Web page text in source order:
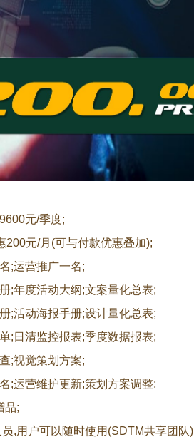
元/季度;
200元/月(可与付款优惠叠加);
;运营推广一名;
;年度活动大纲;文案量化总表;
;活动海报手册;设计量化总表;
;日清监控报表;季度数据报表;
;视觉策划方案;
;运营维护更新;策划方案调整;
品;
,用户可以随时使用(SDTM共享团队)